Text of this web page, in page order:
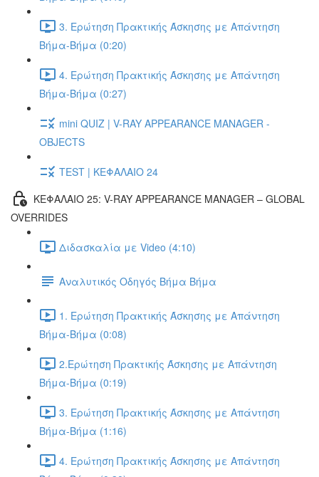
3. Ερώτηση Πρακτικής Άσκησης με Απάντηση
Βήμα-Βήμα (0:20)
4. Ερώτηση Πρακτικής Άσκησης με Απάντηση
Βήμα-Βήμα (0:27)
mini QUIZ | V-RAY APPEARANCE MANAGER -
OBJECTS
TEST | ΚΕΦΑΛΑΙΟ 24
ΚΕΦΑΛΑΙΟ 25: V-RAY APPEARANCE MANAGER – GLOBAL
OVERRIDES
Διδασκαλία με Video (4:10)
Αναλυτικός Οδηγός Βήμα Βήμα
1. Ερώτηση Πρακτικής Άσκησης με Απάντηση
Βήμα-Βήμα (0:08)
2.Ερώτηση Πρακτικής Άσκησης με Απάντηση
Βήμα-Βήμα (0:19)
3. Ερώτηση Πρακτικής Άσκησης με Απάντηση
Βήμα-Βήμα (1:16)
4. Ερώτηση Πρακτικής Άσκησης με Απάντηση